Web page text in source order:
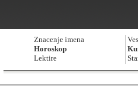
Znacenje imena
Horoskop
Lektire